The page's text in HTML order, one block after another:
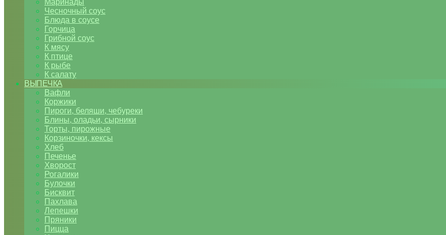
Маринады
Чесночный соус
Блюда в соусе
Горчица
Грибной соус
К мясу
К птице
К рыбе
К салату
ВЫПЕЧКА
Вафли
Коржики
Пироги, беляши, чебуреки
Блины, оладьи, сырники
Торты, пирожные
Корзиночки, кексы
Хлеб
Печенье
Хворост
Рогалики
Булочки
Бисквит
Пахлава
Лепешки
Пряники
Пицца